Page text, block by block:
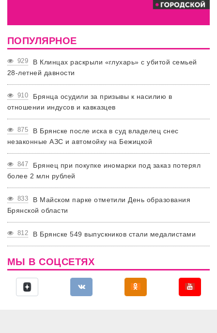
ПОПУЛЯРНОЕ
929
В Клинцах раскрыли «глухарь» с убитой семьей
28-летней давности
910
Брянца осудили за призывы к насилию в
отношении индусов и кавказцев
875
В Брянске после иска в суд владелец снес
незаконные АЗС и автомойку на Бежицкой
847
Брянец при покупке иномарки под заказ потерял
более 2 млн рублей
833
В Майском парке отметили День образования
Брянской области
812 В Брянске 549 выпускников стали медалистами
МЫ В СОЦСЕТЯХ